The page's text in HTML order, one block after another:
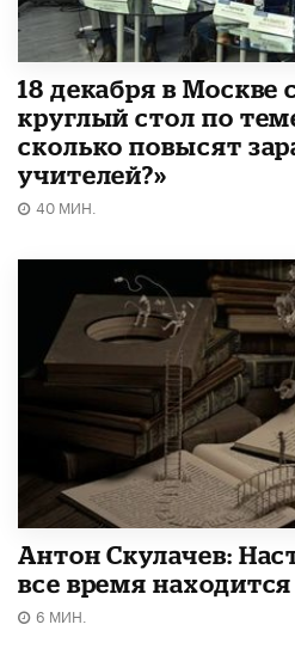
18 декабря в Москве
круглый стол по
сколько повысят
учителей?»
40 МИН.
Антон Скулачев:
все время
6 МИН.